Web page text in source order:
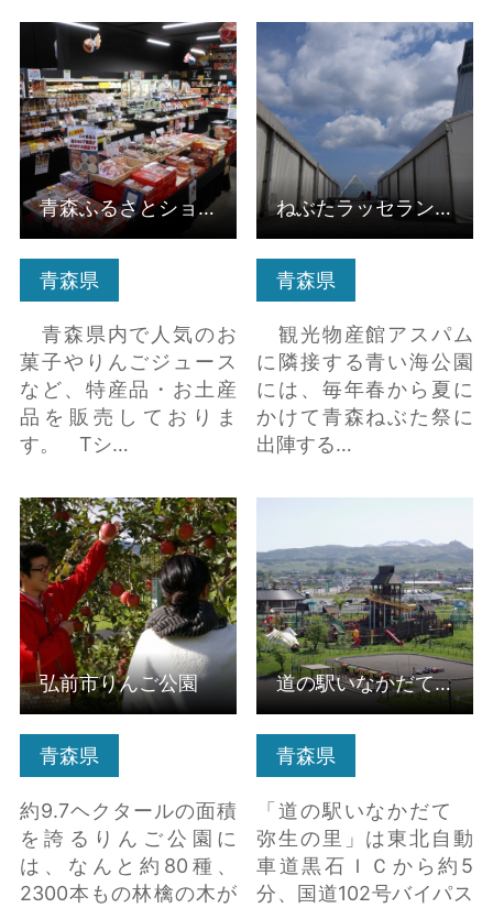
青森県
青森県内で人気のお
菓子やりんごジュース
など、特産品・お土産
品を販売しておりま
す。 Tシ…
青森ふるさとショップ
アイモリー（ねぶたの
家ワ・ラッセ内） の詳
細はこちら
青森ふるさとショップアイモリー（ねぶたの家ワ・ラッセ内）
青森県
観光物産館アスパム
に隣接する青い海公園
には、毎年春から夏に
かけて青森ねぶた祭に
出陣する…
ねぶたラッセランド の
詳細はこちら
ねぶたラッセランド
青森県
約9.7ヘクタールの面積
を誇るりんご公園に
は、なんと約80種、
2300本もの林檎の木が
弘前市りんご公園 の詳
細はこちら
弘前市りんご公園
青森県
「道の駅いなかだて
弥生の里」は東北自動
車道黒石ＩＣから約5
分、国道102号バイパス
道の駅いなかだて 弥生の里